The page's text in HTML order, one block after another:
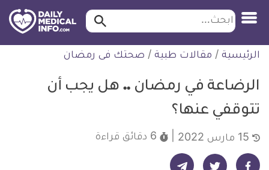
التخطي
للمحتوى
طبية
ابحث ابحث…
الرئيسية / مقالات طبية / صحتك فى رمضان
الرضاعة في رمضان .. هل يجب أن
تتوقفي عنها؟
6 دقائق قراءة
شارك على فيسبوك - ديلي ميديكال انفو شارك على تويتر - ديلي ميديكال انفو شارك على تيليجرام - ديلي ميديكال انفو